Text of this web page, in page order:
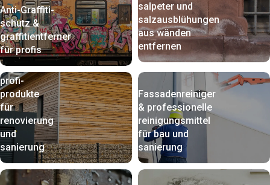
Anti-Graffiti-
schutz &
graffitientferner
für profis
salpeter und
salzausblühungen
aus wänden
entfernen
Ergänzende
profi-
produkte
für
renovierung
und
sanierung
Fassadenreiniger
& professionelle
reinigungsmittel
für bau und
sanierung